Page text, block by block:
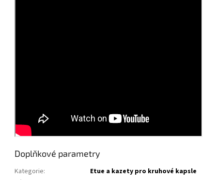
Doplňkové parametry
Kategorie:
Etue a kazety pro kruhové kapsle